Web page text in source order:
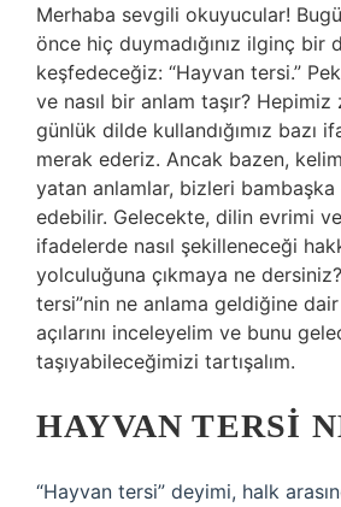
Merhaba sevgili okuyucular!
önce hiç duymadığınız ilginç bir
keşfedeceğiz: “Hayvan tersi.”
ve nasıl bir anlam taşır?
günlük dilde kullandığımız bazı
merak ederiz. Ancak bazen,
yatan anlamlar, bizleri
edebilir. Gelecekte, dilin evrimi
ifadelerde nasıl şekilleneceği
yolculuğuna çıkmaya ne
tersi”nin ne anlama geldiğine dair
açılarını inceleyelim ve bunu
taşıyabileceğimizi tartışalım.
HAYVAN TERSI
“Hayvan tersi” deyimi, halk